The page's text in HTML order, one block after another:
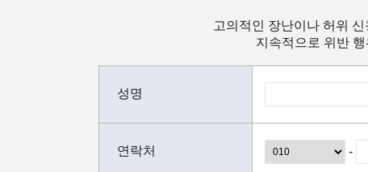
고의적인 장난이나 허위
지속적으로 위반
성명
연락처 -